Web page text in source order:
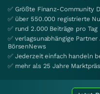
✅ Größte Finanz-Community
✅ über 550.000 registrierte
✅ rund 2.000 Beiträge pro Tag
✅ verlagsunabhängige
BörsenNews
✅ Jederzeit einfach handeln
✅ mehr als 25 Jahre